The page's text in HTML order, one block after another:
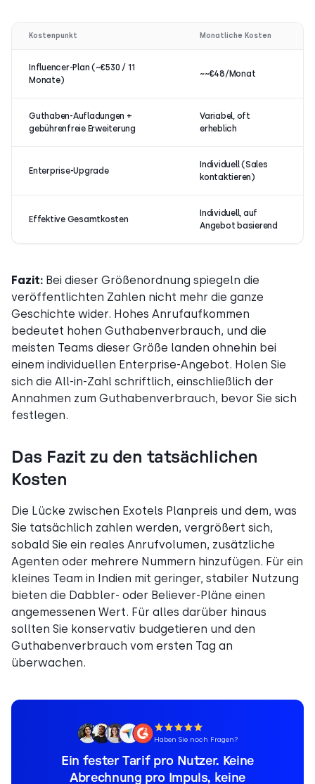
Kostenpunkt Monatliche Kosten
Influencer-Plan (~€530 / 11
Monate)
~~€48/Monat
Guthaben-Aufladungen +
gebührenfreie Erweiterung
Variabel, oft
erheblich
Enterprise-Upgrade
Individuell (Sales
kontaktieren)
Effektive Gesamtkosten
Individuell, auf
Angebot basierend
Fazit: Bei dieser Größenordnung spiegeln die
veröffentlichten Zahlen nicht mehr die ganze
Geschichte wider. Hohes Anrufaufkommen
bedeutet hohen Guthabenverbrauch, und die
meisten Teams dieser Größe landen ohnehin bei
einem individuellen Enterprise-Angebot. Holen Sie
sich die All-in-Zahl schriftlich, einschließlich der
Annahmen zum Guthabenverbrauch, bevor Sie sich
festlegen.
Das Fazit zu den tatsächlichen
Kosten
Die Lücke zwischen Exotels Planpreis und dem, was
Sie tatsächlich zahlen werden, vergrößert sich,
sobald Sie ein reales Anrufvolumen, zusätzliche
Agenten oder mehrere Nummern hinzufügen. Für ein
kleines Team in Indien mit geringer, stabiler Nutzung
bieten die Dabbler- oder Believer-Pläne einen
angemessenen Wert. Für alles darüber hinaus
sollten Sie konservativ budgetieren und den
Guthabenverbrauch vom ersten Tag an
überwachen.
Haben Sie noch Fragen?
Ein fester Tarif pro Nutzer. Keine
Abrechnung pro Impuls, keine